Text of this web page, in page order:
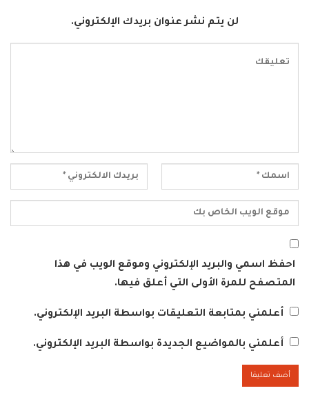
لن يتم نشر عنوان بريدك الإلكتروني.
احفظ اسمي والبريد الإلكتروني وموقع الويب في هذا
المتصفح للمرة الأولى التي أعلق فيها.
أعلمني بمتابعة التعليقات بواسطة البريد الإلكتروني.
أعلمني بالمواضيع الجديدة بواسطة البريد الإلكتروني.